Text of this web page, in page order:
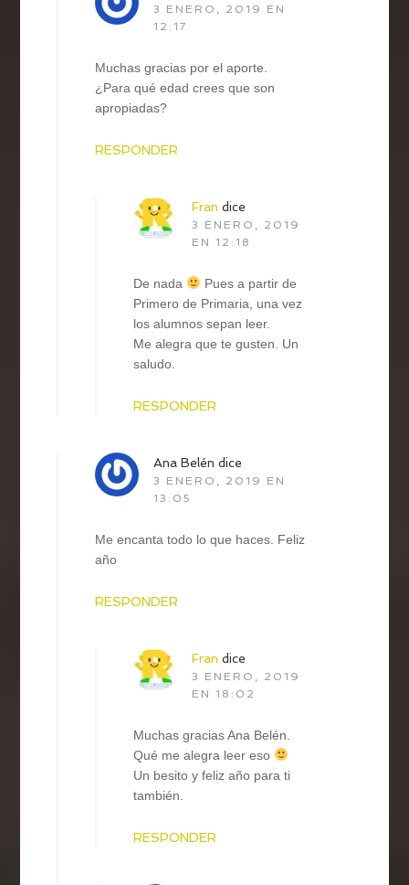
3 ENERO, 2019 EN
12:17
Muchas gracias por el aporte.
¿Para qué edad crees que son
apropiadas?
RESPONDER
Fran dice
3 ENERO, 2019
EN 12:18
De nada
Pues a partir de
Primero de Primaria, una vez
los alumnos sepan leer.
Me alegra que te gusten. Un
saludo.
RESPONDER
Ana Belén dice
3 ENERO, 2019 EN
13:05
Me encanta todo lo que haces. Feliz
año
RESPONDER
Fran dice
3 ENERO, 2019
EN 18:02
Muchas gracias Ana Belén.
Qué me alegra leer eso
Un besito y feliz año para ti
también.
RESPONDER